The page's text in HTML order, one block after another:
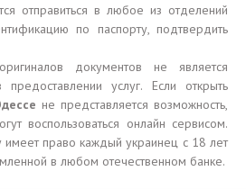
отправиться в любое из отделений
по паспорту, подтвердить
документов не является
услуг. Если открыть
не представляется возможность,
воспользоваться онлайн сервисом.
имеет право каждый украинец с 18 лет
в любом отечественном банке.